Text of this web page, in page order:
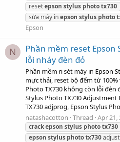
resetepson stylus phototx730
sửa máy inepson stylus photo
Epson
N
Phần mềm reset Epson
lỗi nháy đèn đỏ
Phần mềm ri sét máy in Epson
mực thải, reset bộ đếm từ 100%
Photo TX730 không còn lỗi đèn
Stylus Photo TX730
TX730 adjprog, Epson Stylus
natashacotton Thread Apr 21,
crackepson stylus phototx730
epson stylus phototx730